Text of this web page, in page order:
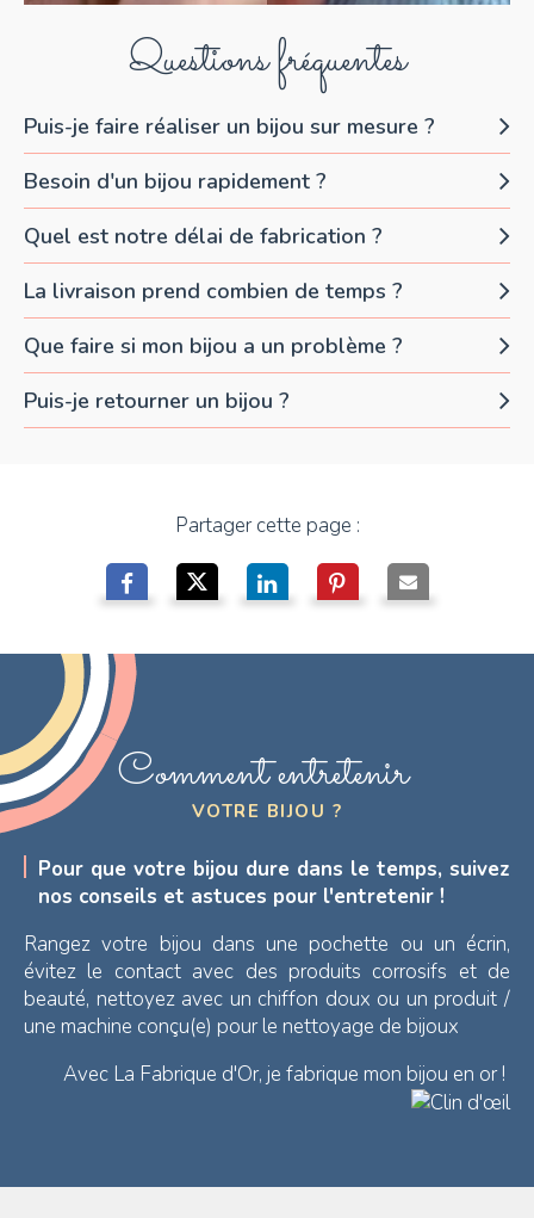
Questions fréquentes
Puis-je faire réaliser un bijou sur mesure ?
Besoin d'un bijou rapidement ?
Quel est notre délai de fabrication ?
La livraison prend combien de temps ?
Que faire si mon bijou a un problème ?
Puis-je retourner un bijou ?
Partager cette page :
Comment entretenir
VOTRE BIJOU ?
Pour que votre bijou dure dans le temps, suivez
nos conseils et astuces pour l'entretenir !
Rangez votre bijou dans une pochette ou un écrin,
évitez le contact avec des produits corrosifs et de
beauté, nettoyez avec un chiffon doux ou un produit /
une machine conçu(e) pour le nettoyage de bijoux
Avec La Fabrique d'Or, je fabrique mon bijou en or !